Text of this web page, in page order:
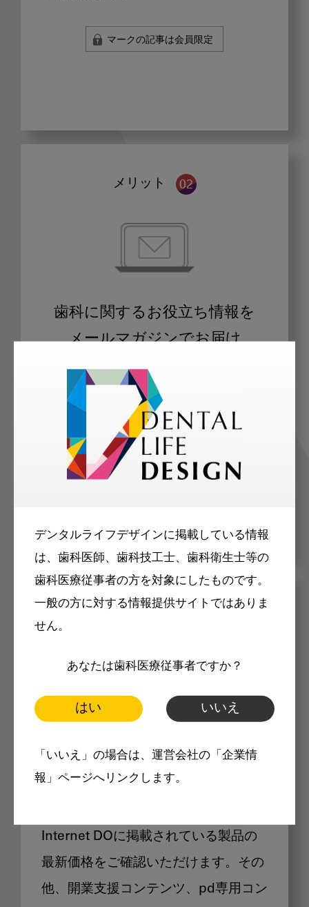
デンタルライフデザインに掲載している情報
は、歯科医師、歯科技工士、歯科衛生士等の
歯科医療従事者の方を対象にしたものです。
一般の方に対する情報提供サイトではありま
せん。
あなたは歯科医療従事者ですか？
はい いいえ
「いいえ」の場合は、運営会社の「企業情
報」ページへリンクします。
マークの記事は会員限定
メリット
歯科に関するお役立ち情報を
メールマガジンでお届け
ご登録いただいた職種（歯科医師、歯
科衛生士、歯科技工士）に合わせた内
容のメールマガジンをお届けします。
メリット
製品価格も閲覧可能
Internet DOに掲載されている製品の
最新価格をご確認いただけます。その
他、開業支援コンテンツ、pd専用コン